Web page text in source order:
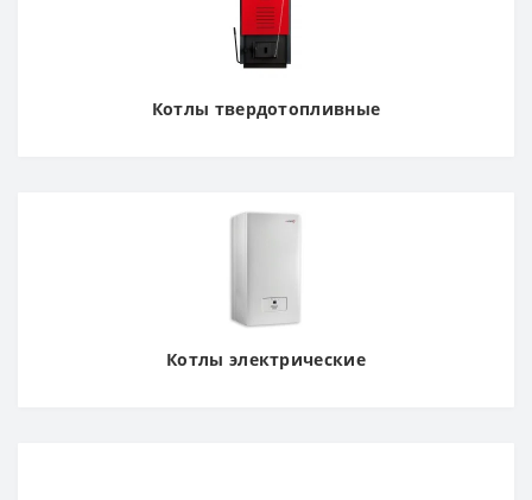
Котлы твердотопливные
Котлы электрические